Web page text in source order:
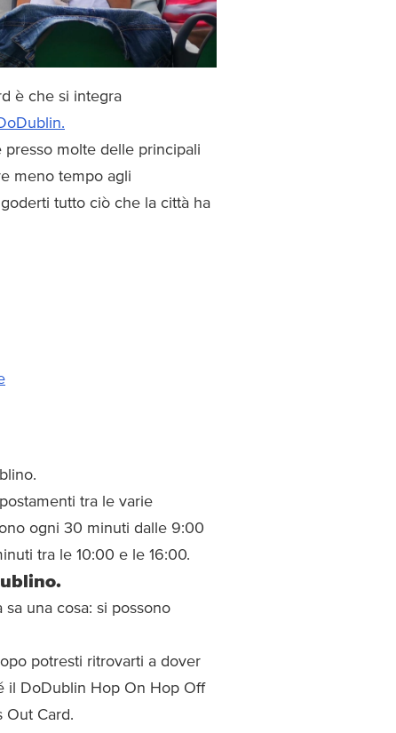
è che si integra
presso molte delle principali
meno tempo agli
tutto ciò che la città ha
tra le varie
ogni 30 minuti dalle 9:00
tra le 10:00 e le 16:00.
una cosa: si possono
potresti ritrovarti a dover
il DoDublin Hop On Hop Off
Out Card.